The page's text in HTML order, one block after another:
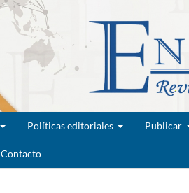
Políticas editoriales Publicar
Contacto